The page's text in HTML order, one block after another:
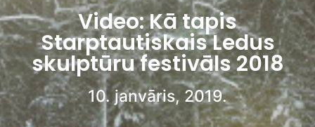
Video: Kā tapis
Starptautiskais Ledus
skulptūru festivāls 2018
10. janvāris, 2019.